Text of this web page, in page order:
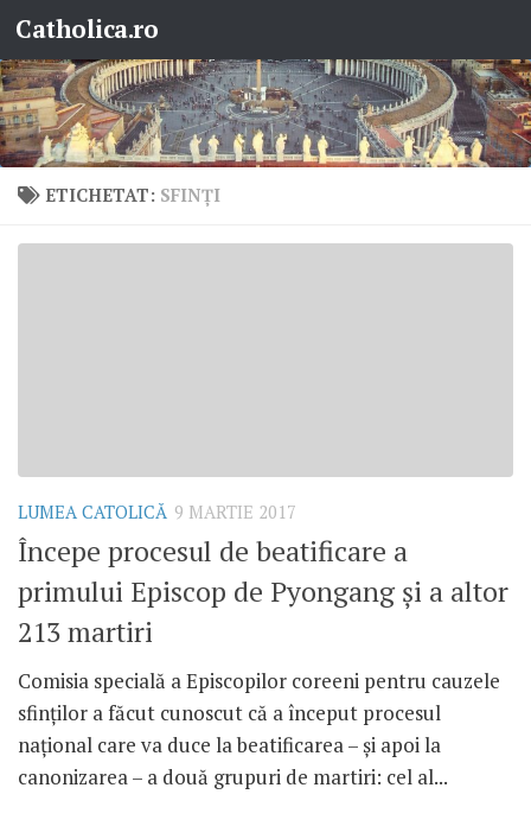
Skip to content
Catholica.ro
ETICHETAT: SFINŢI
LUMEA CATOLICĂ 9 MARTIE 2017
Începe procesul de beatificare a
primului Episcop de Pyongang și a altor
213 martiri
Comisia specială a Episcopilor coreeni pentru cauzele
sfinților a făcut cunoscut că a început procesul
național care va duce la beatificarea – și apoi la
canonizarea – a două grupuri de martiri: cel al...